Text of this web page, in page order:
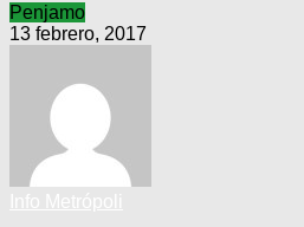
Penjamo
13 febrero, 2017